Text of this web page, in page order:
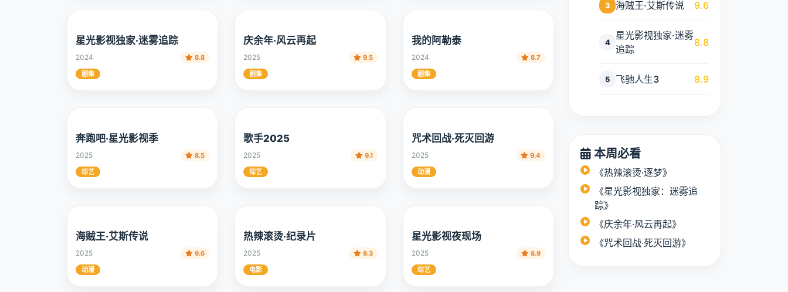
星光影视独家·迷雾追踪
2024
8.8
剧集
庆余年·风云再起
2025
9.5
剧集
我的阿勒泰
2024
8.7
剧集
奔跑吧·星光影视季
2025
8.5
综艺
歌手2025
2025
9.1
综艺
咒术回战·死灭回游
2025
9.4
动漫
海贼王·艾斯传说
2025
9.6
动漫
热辣滚烫·纪录片
2025
8.3
电影
星光影视夜现场
2025
8.9
综艺
3 海贼王·艾斯传说 9.6
4
星光影视独家·迷雾
追踪
8.8
5 飞驰人生3 8.9
本周必看
《热辣滚烫·逐梦》
《星光影视独家：迷雾追
踪》
《庆余年·风云再起》
《咒术回战·死灭回游》